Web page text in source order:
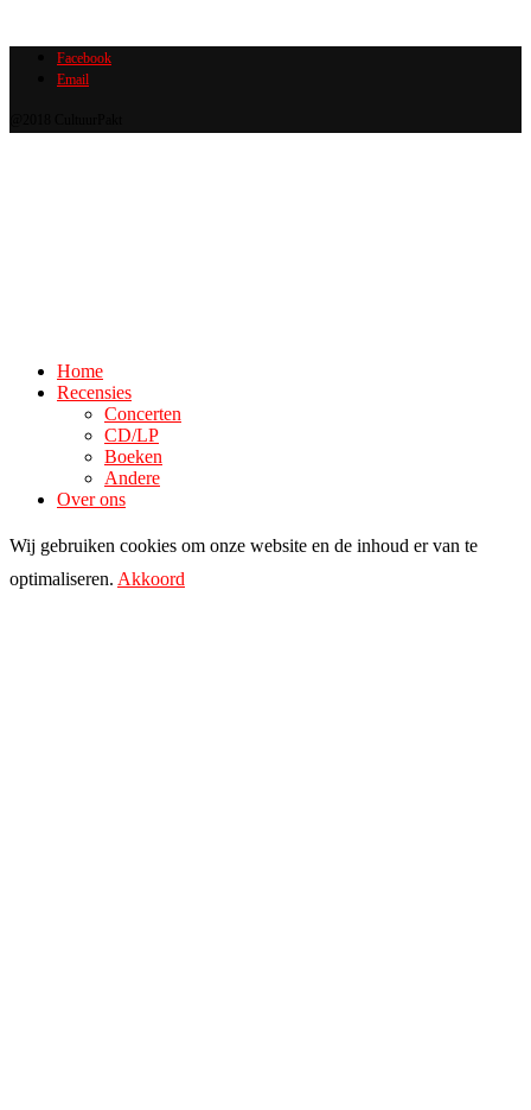
Facebook
Email
Home
Recensies
Concerten
CD/LP
Boeken
Andere
Over ons
Wij gebruiken cookies om onze website en de inhoud er van te
optimaliseren. Akkoord